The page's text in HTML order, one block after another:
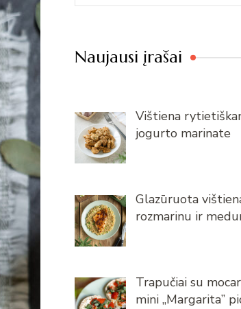
Naujausi įrašai
Vištiena
jogurto marinate
Glazūruota
rozmarinu ir
Trapučiai su
mini „Margarita”